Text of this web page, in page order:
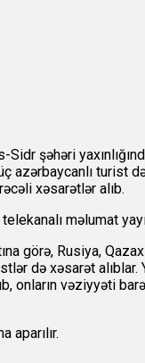
Sidr şəhəri
azərbaycanlı turist
xəsarətlər alıb.
məlumat
görə, Rusiya,
də xəsarət alıblar.
onların vəziyyəti
aparılır.